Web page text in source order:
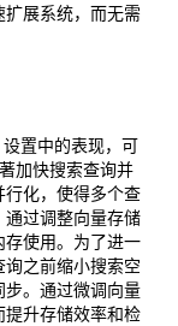
展系统，而无需
置中的表现，可
加快搜索查询并
化，使得多个查
过调整向量存储
使用。为了进一
之前缩小搜索空
步。通过微调向量
升存储效率和检